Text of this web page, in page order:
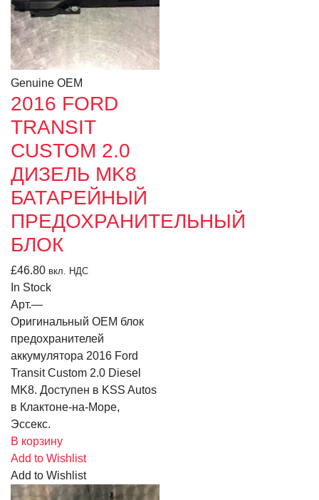
Genuine OEM
2016 FORD
TRANSIT
CUSTOM 2.0
ДИЗЕЛЬ MK8
БАТАРЕЙНЫЙ
ПРЕДОХРАНИТЕЛЬНЫЙ
БЛОК
£46.80 вкл. НДС
In Stock
Арт.—
Оригинальный OEM блок
предохранителей
аккумулятора 2016 Ford
Transit Custom 2.0 Diesel
MK8. Доступен в KSS Autos
в Клактоне-на-Море,
Эссекс.
В корзину
Add to Wishlist
Add to Wishlist